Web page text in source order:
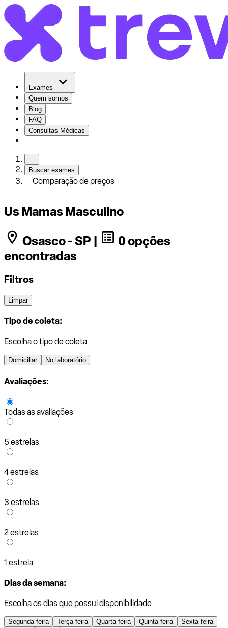
Exames
Quem somos
Blog
FAQ
Consultas Médicas
Buscar exames
Comparação de preços
Us Mamas Masculino
Osasco - SP |
0 opções
encontradas
Filtros
Limpar
Tipo de coleta:
Escolha o tipo de coleta
Domiciliar No laboratório
Avaliações:
Todas as avaliações
5 estrelas
4 estrelas
3 estrelas
2 estrelas
1 estrela
Dias da semana:
Escolha os dias que possui disponibilidade
Segunda-feira Terça-feira Quarta-feira Quinta-feira
Sexta-feira